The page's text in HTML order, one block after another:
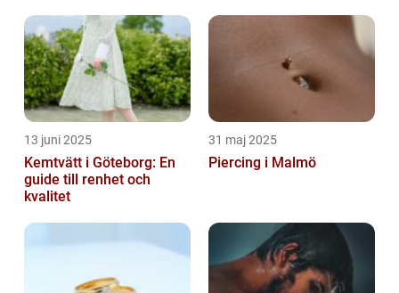
13 juni 2025
Kemtvätt i Göteborg: En
guide till renhet och
kvalitet
31 maj 2025
Piercing i Malmö